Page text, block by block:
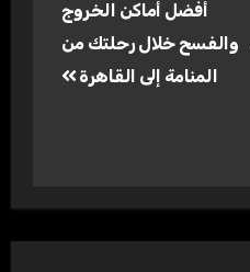
أفضل أماكن الخروج
والفسح خلال رحلتك من
المنامة إلى القاهرة